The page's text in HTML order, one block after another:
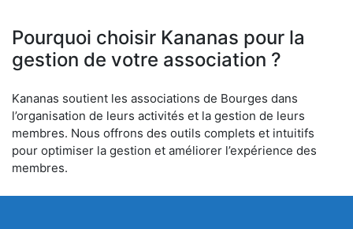
Pourquoi choisir Kananas pour la
gestion de votre association ?
Kananas soutient les associations de Bourges dans
l’organisation de leurs activités et la gestion de leurs
membres. Nous offrons des outils complets et intuitifs
pour optimiser la gestion et améliorer l’expérience des
membres.